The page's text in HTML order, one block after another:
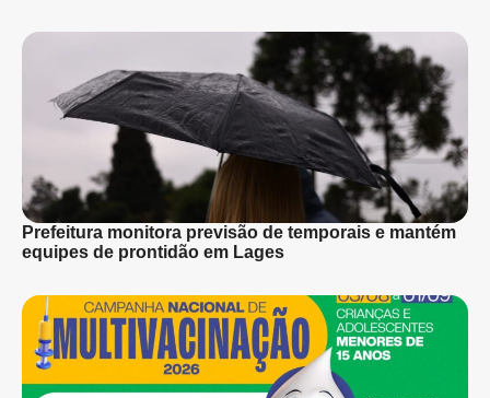
Prefeitura monitora previsão de temporais e mantém
equipes de prontidão em Lages